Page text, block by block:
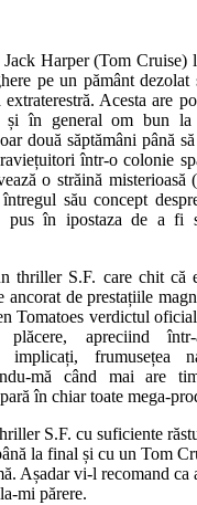
Harper (Tom Cruise)
pe un pământ
Acesta are
și în general om bun la
două săptămâni până
într-o colonie
o străină misterioasă
său concept
pus în ipostaza de a fi
thriller S.F. care chit că
ancorat de prestațiile
Tomatoes verdictul
apreciind într-
implicați, frumusețea
mă când mai are
în chiar toate mega-
S.F. cu suficiente
la final și cu un Tom
Așadar vi-l recomand ca
mi părere.